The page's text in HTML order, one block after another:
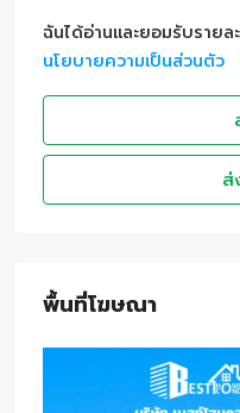
ฉันได้อ่านและยอมรับรายล
นโยบายความเป็นส่วนตัว
ส่
พื้นที่โฆษณา